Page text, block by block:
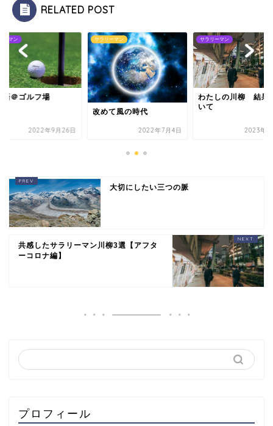
RELATED POST
ーマン
語＠ゴルフ場
2022年9月26日
サラリーマン
改めて風の時代
2022年7月4日
サラリーマン
わたしの川柳 結果
いて
2023年7
大切にしたい三つの脈
共感したサラリーマン川柳3選【アフタ
ーコロナ編】
プロフィール